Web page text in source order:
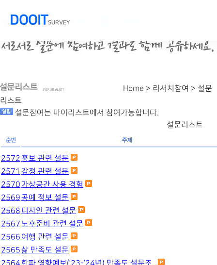
DOOITSURVEY
Home > 리서치참여 > 설문
리스트
설문참여는 마이리스트에서 참여가능합니다.
설문리스트
2572홍보 관련 설문
2571 감정 관련 설문
2570 가상공간 사용 경험
2569공예 정보 설문
2568 디자인 관련 설문
2567노후준비 관련 설문
2566 여행 관련 설문
2565삶 만족도 설문
2564한파 영향예보(’23-‘24년) 만족도 설문조..